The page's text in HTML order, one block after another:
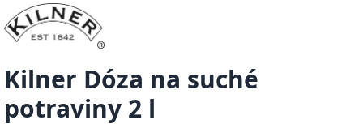
Kilner Dóza na suché
potraviny 2 l